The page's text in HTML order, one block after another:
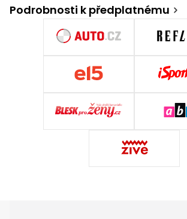
Podrobnosti k předplatnému